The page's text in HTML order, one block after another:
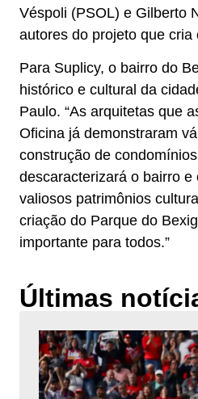
Véspoli (PSOL) e Gilberto
autores do projeto que cria
Para Suplicy, o bairro do
histórico e cultural da
Paulo. “As arquitetas que
Oficina já demonstraram
construção de
descaracterizará o bairro
valiosos patrimônios
criação do Parque do
importante para todos.”
Últimas